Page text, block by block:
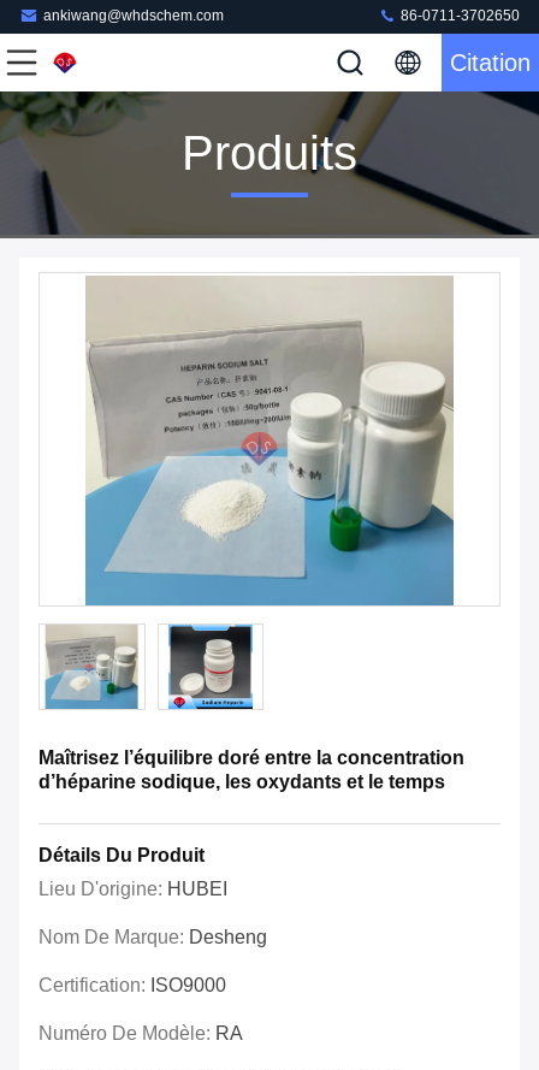
ankiwang@whdschem.com 86-0711-3702650
Citation
Produits
Maîtrisez l’équilibre doré entre la concentration
d’héparine sodique, les oxydants et le temps
Détails Du Produit
Lieu D'origine: HUBEI
Nom De Marque: Desheng
Certification: ISO9000
Numéro De Modèle: RA